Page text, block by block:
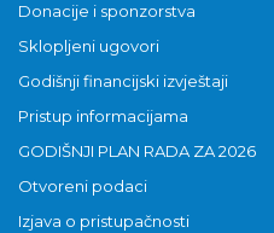
Donacije i sponzorstva
Sklopljeni ugovori
Godišnji financijski izvještaji
Pristup informacijama
GODIŠNJI PLAN RADA ZA 2026
Otvoreni podaci
Izjava o pristupačnosti